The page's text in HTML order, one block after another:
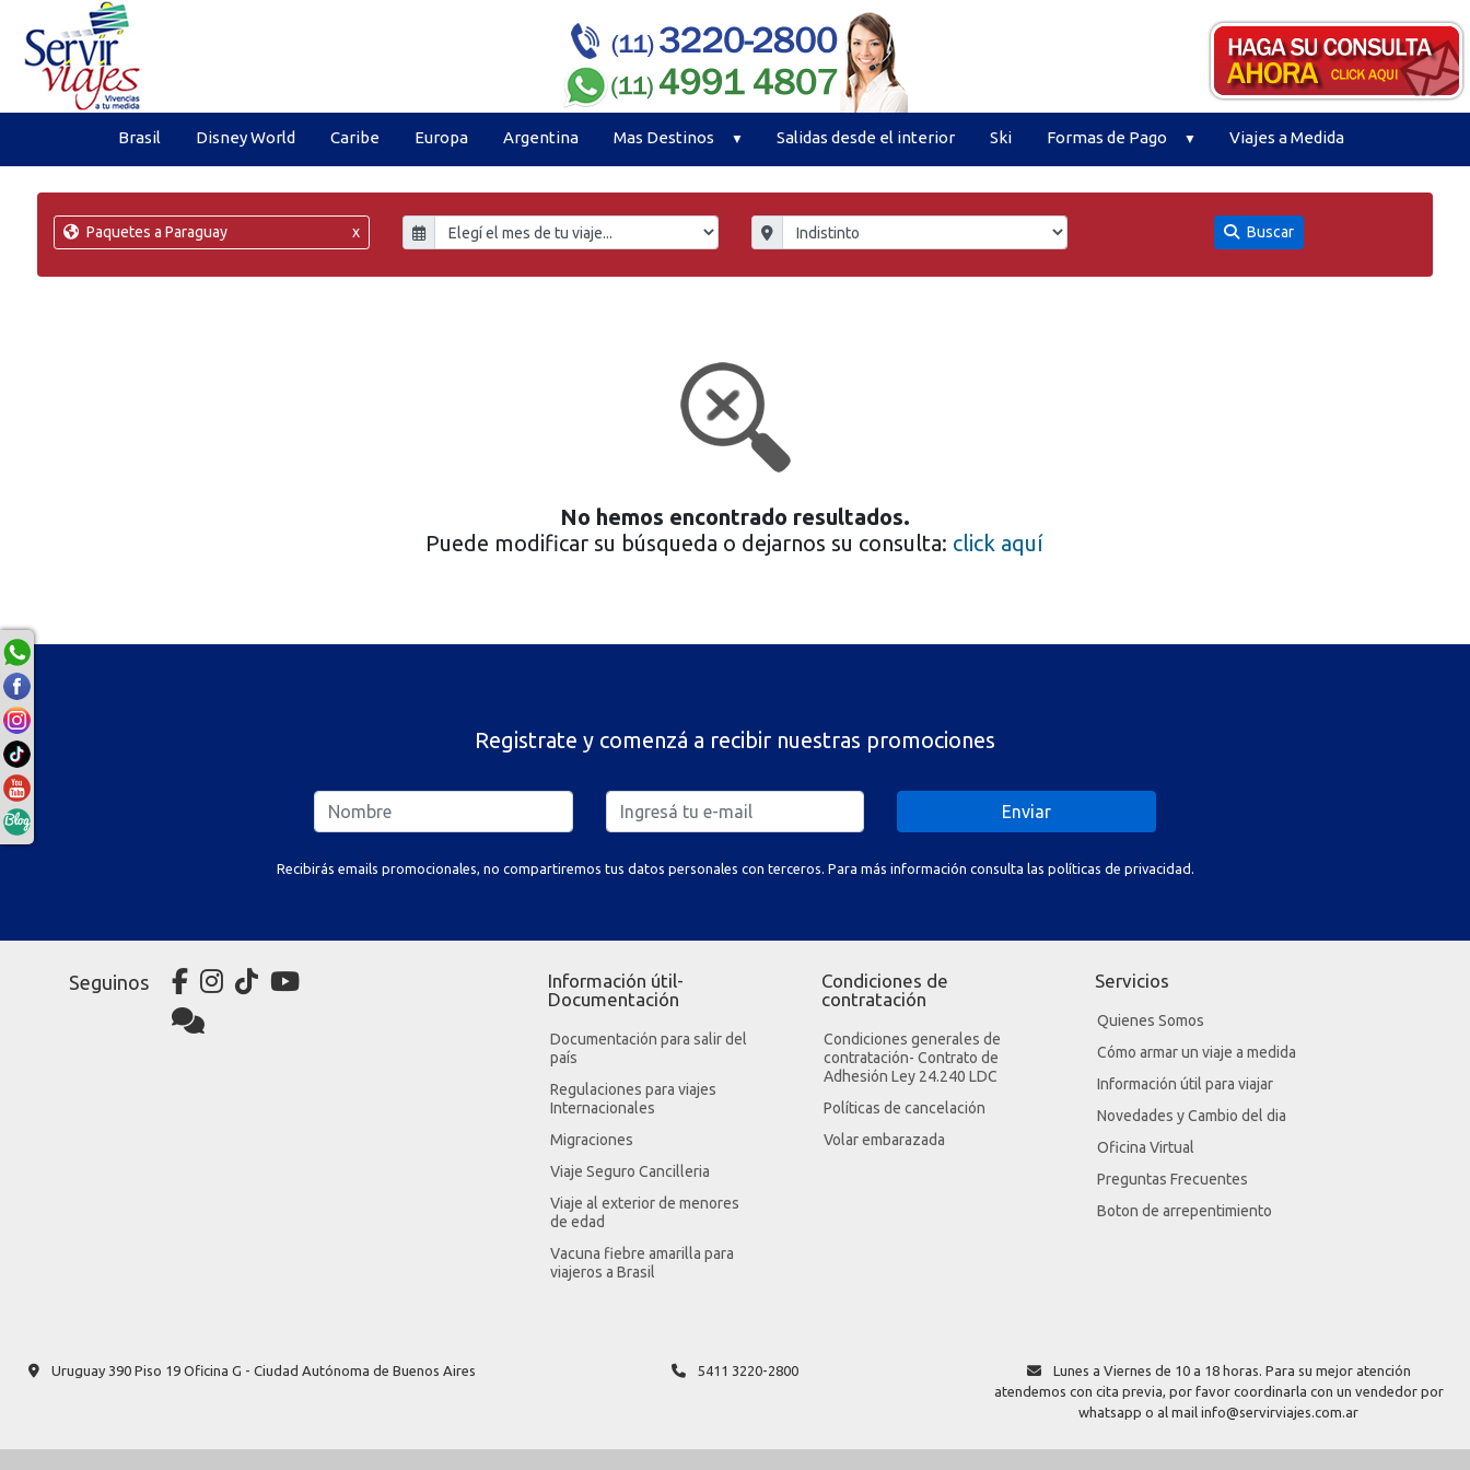
Brasil Disney World Caribe Europa Argentina Mas Destinos Salidas desde el interior Ski Formas de Pago Viajes a Medida
Paquetes a Paraguay x Buscar
No hemos encontrado resultados.
Puede modificar su búsqueda o dejarnos su consulta: click aquí
Registrate y comenzá a recibir nuestras promociones
Enviar
Recibirás emails promocionales, no compartiremos tus datos personales con terceros. Para más información consulta las políticas de privacidad.
Seguinos
Información útil-
Documentación
Documentación para salir del
país
Regulaciones para viajes
Internacionales
Migraciones
Viaje Seguro Cancilleria
Viaje al exterior de menores
de edad
Vacuna fiebre amarilla para
viajeros a Brasil
Condiciones de
contratación
Condiciones generales de
contratación- Contrato de
Adhesión Ley 24.240 LDC
Políticas de cancelación
Volar embarazada
Servicios
Quienes Somos
Cómo armar un viaje a medida
Información útil para viajar
Novedades y Cambio del dia
Oficina Virtual
Preguntas Frecuentes
Boton de arrepentimiento
Uruguay 390 Piso 19 Oficina G - Ciudad Autónoma de Buenos Aires 5411 3220-2800
Lunes a Viernes de 10 a 18 horas. Para su mejor atención
atendemos con cita previa, por favor coordinarla con un vendedor por
whatsapp o al mail info@servirviajes.com.ar